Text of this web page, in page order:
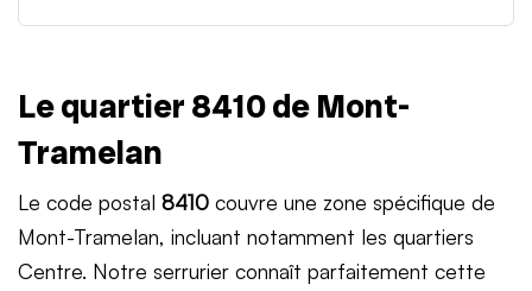
Le quartier 8410 de Mont-
Tramelan
Le code postal 8410 couvre une zone spécifique de
Mont-Tramelan, incluant notamment les quartiers
Centre. Notre serrurier connaît parfaitement cette